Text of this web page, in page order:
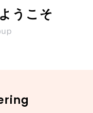
うこそ